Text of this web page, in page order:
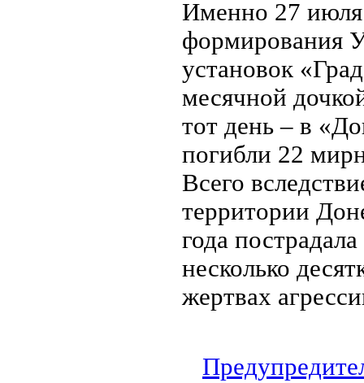
Именно 27 июля
формирования
установок
месячной
тот день – в
погибли 22
Всего
территории
года
несколько
жертвах